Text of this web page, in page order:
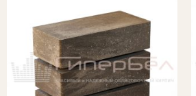
кирпич 250x120 мм и шов 10 мм.
Количество кирпичей = площадь
Параметр